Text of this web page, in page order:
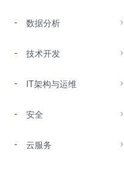
数据分析
技术开发
IT架构与运维
安全
云服务